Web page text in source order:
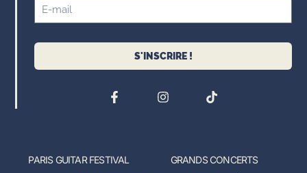
S'INSCRIRE !
PARIS GUITAR FESTIVAL
GRANDS CONCERTS